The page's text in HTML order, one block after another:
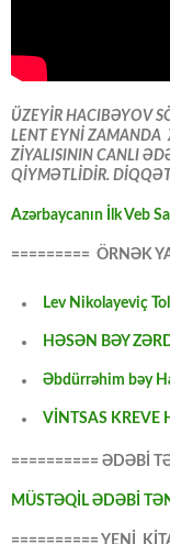
ÜZEYİR HACIBƏYOV
LENT EYNİ ZAMANDA
ZİYALISININ CANLI
QİYMƏTLİDİR.
Azərbaycanın İlk Veb
========= ÖRNƏK
Lev Nikolayeviç
HƏSƏN BƏY
Əbdürrəhim bəy
VİNTSAS KREVE
========== ƏDƏBİ
MÜSTƏQİL ƏDƏBİ